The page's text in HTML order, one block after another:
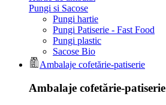
Pungi si Sacose
Pungi hartie
Pungi Patiserie - Fast Food
Pungi plastic
Sacose Bio
Ambalaje cofetărie-patiserie
Ambalaje cofetărie-patiserie